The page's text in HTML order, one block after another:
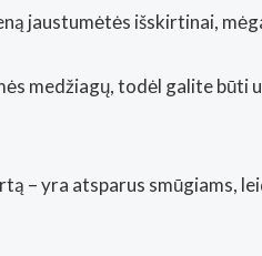
jaustumėtės išskirtinai,
medžiagų, todėl galite
– yra atsparus smūgiams,